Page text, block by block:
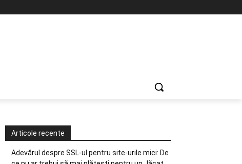
Articole recente
Adevărul despre SSL-ul pentru site-urile mici: De